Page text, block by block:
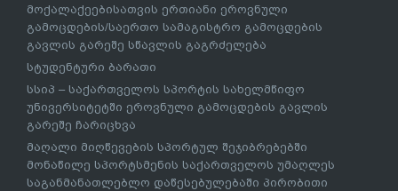
მოქალაქეებისათვის ერთიანი ეროვნული
გამოცდების/საერთო სამაგისტრო გამოცდების
გავლის გარეშე სწავლის გაგრძელება
სტუდენტური ბარათი
სსიპ – საქართველოს სპორტის სახელმწიფო
უნივერსიტეტში ეროვნული გამოცდების გავლის
გარეშე ჩარიცხვა
მაღალი მიღწევების სპორტულ შეჯიბრებებში
მონაწილე სპორტსმენის საქართველოს უმაღლეს
საგანმანათლებლო დაწესებულებაში პირობითი